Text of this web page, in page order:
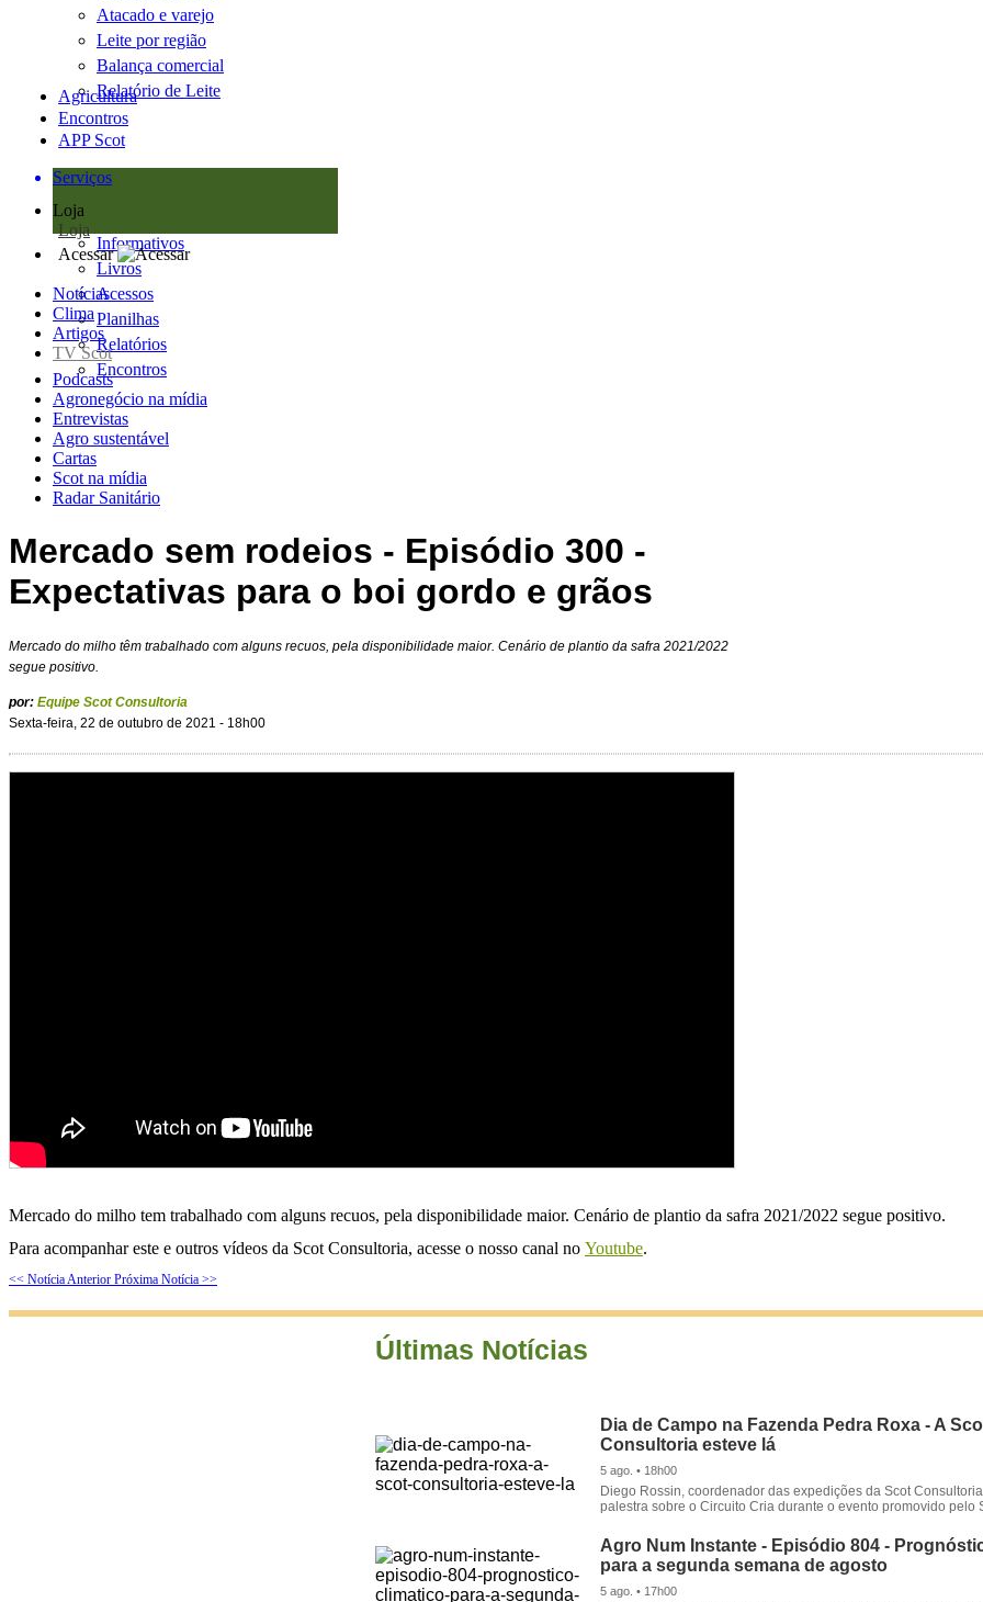
Atacado e varejo
Leite por região
Balança comercial
Relatório de Leite
Agricultura
Encontros
APP Scot
Serviços
Loja
Loja
Informativos
Livros
Acessos
Planilhas
Relatórios
Encontros
Acessar
Notícias
Clima
Artigos
TV Scot
Podcasts
Agronegócio na mídia
Entrevistas
Agro sustentável
Cartas
Scot na mídia
Radar Sanitário
Mercado sem rodeios - Episódio 300 -
Expectativas para o boi gordo e grãos
Mercado do milho têm trabalhado com alguns recuos, pela disponibilidade maior. Cenário de plantio da safra 2021/2022
segue positivo.
por: Equipe Scot Consultoria
Sexta-feira, 22 de outubro de 2021 - 18h00
Mercado do milho tem trabalhado com alguns recuos, pela disponibilidade maior. Cenário de plantio da safra 2021/2022 segue positivo.
Para acompanhar este e outros vídeos da Scot Consultoria, acesse o nosso canal no Youtube.
<< Notícia Anterior Próxima Notícia >>
Últimas Notícias
Dia de Campo na Fazenda Pedra Roxa - A
Consultoria esteve lá
5 ago. • 18h00
Diego Rossin, coordenador das expedições da Scot
palestra sobre o Circuito Cria durante o evento promovido pelo
Agro Num Instante - Episódio 804 -
para a segunda semana de agosto
5 ago. • 17h00